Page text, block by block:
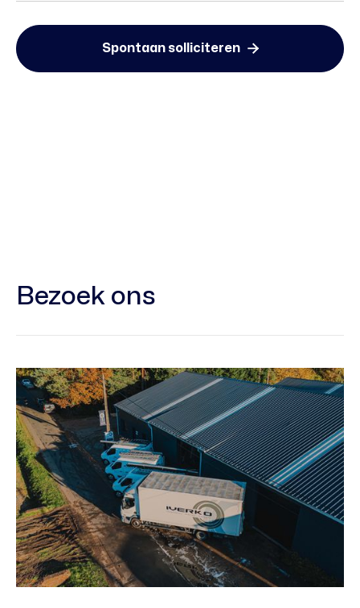

Bezoek ons